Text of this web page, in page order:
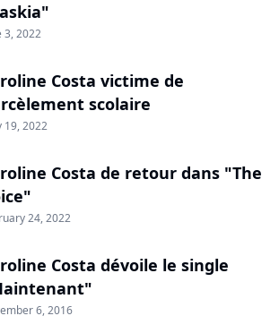
3, 2022
Costa victime de
scolaire
19, 2022
Costa de retour dans "The
24, 2022
Costa dévoile le single
6, 2016